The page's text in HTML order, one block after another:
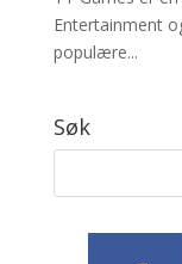
Entertainment
populære...
Søk